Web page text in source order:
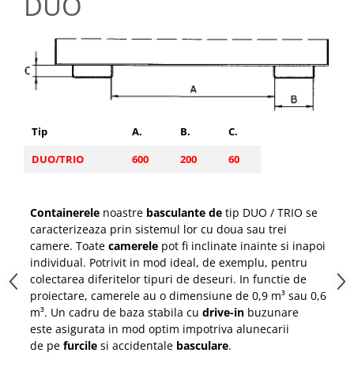
Pozitionere de sudura
Platforme foarfeca
Tip SB - cu bază rabatabilă
Nacela stivuitor
Translator stivuitor
Prelungitor lame stivuitor CAM
Atasamente profesionale CAM
Tip A. B.
C.
DUO/TRIO
600 200 60
Containerelenoastre basculante detip DUO / TRIO se
caracterizeaza prin sistemul lor cu doua sau trei
camere. Toate camerelepot fi inclinate inainte si inapoi
individual. Potrivit in mod ideal, de exemplu, pentru
colectarea diferitelor tipuri de deseuri. In functie de
proiectare, camerele au o dimensiune de 0,9 m³ sau 0,6
m³. Un cadru de baza stabila cu drive-inbuzunare
este asigurata in mod optim impotriva alunecarii
de pe furcilesi accidentale basculare.